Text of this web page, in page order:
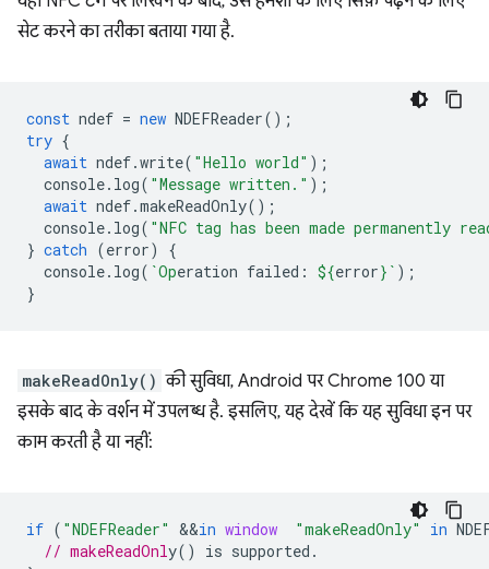
सेट करने का तरीका बताया गया है.
const ndef = new NDEFReader();
try {
await ndef.write( "Hello world" );
console. log( "Message written." );
await ndef.makeReadOnly();
console. log( "NFC tag has been made
} catch (error)
{
console. log( `Operation failed: ${error} ` );
}
makeReadOnly() की सुविधा, Android पर Chrome 100 या
इसके बाद के वर्शन में उपलब्ध है. इसलिए, यह देखें कि यह सुविधा इन पर
काम करती है या नहीं:
if ( "NDEFReader" &&in window "makeReadOnly" in
// makeReadOnl